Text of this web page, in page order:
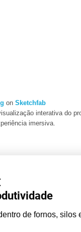
on Sketchfab
interativa do
imersiva.
de fornos, silos